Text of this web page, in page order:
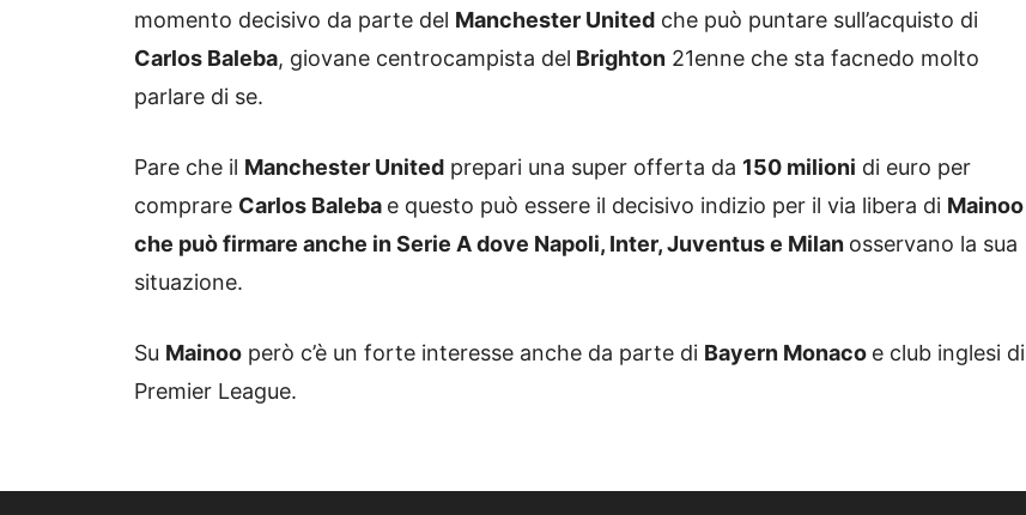
momento decisivo da parte del Manchester United che può puntare sull’acquisto di
Carlos Baleba, giovane centrocampista del Brighton 21enne che sta facnedo molto
parlare di se.
Pare che il Manchester United prepari una super offerta da 150 milioni di euro per
comprare Carlos Baleba e questo può essere il decisivo indizio per il via libera di Mainoo
che può firmare anche in Serie A dove Napoli, Inter, Juventus e Milan osservano la sua
situazione.
Su Mainoo però c’è un forte interesse anche da parte di Bayern Monaco e club inglesi di
Premier League.